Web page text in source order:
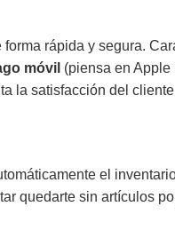
rápida y segura.
móvil (piensa en
la satisfacción del
el
quedarte sin artículos